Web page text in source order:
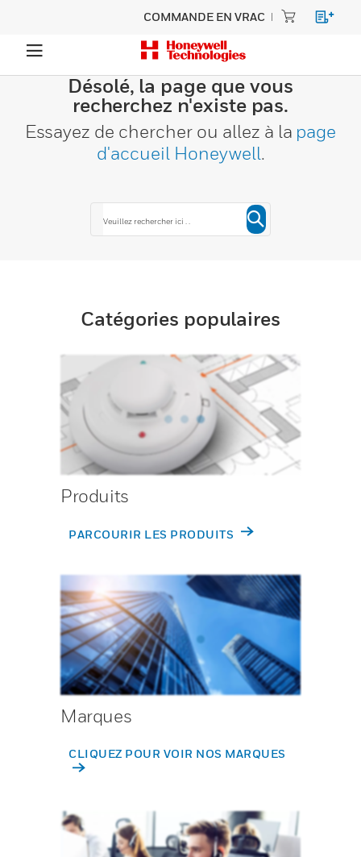
COMMANDE EN VRAC
Désolé, la page que vous
recherchez n'existe pas.
Essayez de chercher ou allez à la page
d'accueil Honeywell.
Catégories populaires
Produits
PARCOURIR LES PRODUITS
Marques
CLIQUEZ POUR VOIR NOS MARQUES